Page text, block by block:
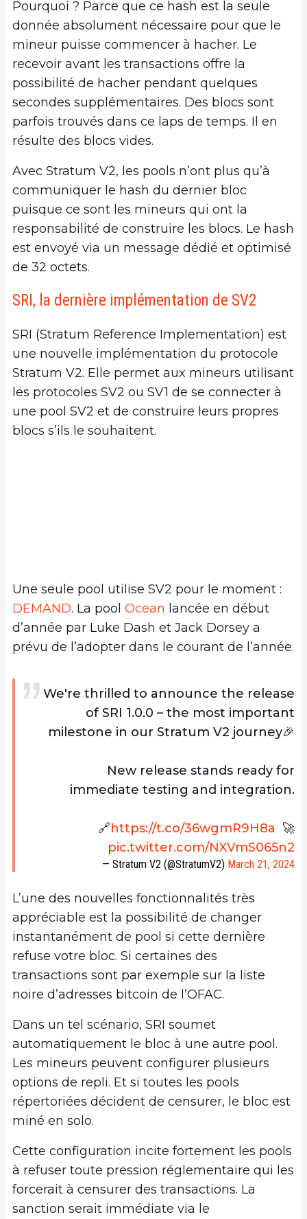
Pourquoi ? Parce que ce hash est la seule
donnée absolument nécessaire pour que le
mineur puisse commencer à hacher. Le
recevoir avant les transactions offre la
possibilité de hacher pendant quelques
secondes supplémentaires. Des blocs sont
parfois trouvés dans ce laps de temps. Il en
résulte des blocs vides.
Avec Stratum V2, les pools n’ont plus qu’à
communiquer le hash du dernier bloc
puisque ce sont les mineurs qui ont la
responsabilité de construire les blocs. Le hash
est envoyé via un message dédié et optimisé
de 32 octets.
SRI, la dernière implémentation de SV2
SRI (Stratum Reference Implementation) est
une nouvelle implémentation du protocole
Stratum V2. Elle permet aux mineurs utilisant
les protocoles SV2 ou SV1 de se connecter à
une pool SV2 et de construire leurs propres
blocs s’ils le souhaitent.
Une seule pool utilise SV2 pour le moment :
DEMAND. La pool Ocean lancée en début
d’année par Luke Dash et Jack Dorsey a
prévu de l’adopter dans le courant de l’année.
We're thrilled to announce the release
of SRI 1.0.0 – the most important
milestone in our Stratum V2 journey🎉
New release stands ready for
immediate testing and integration.
🔗https://t.co/36wgmR9H8a 🚀
pic.twitter.com/NXVmS065n2
— Stratum V2 (@StratumV2) March 21, 2024
L’une des nouvelles fonctionnalités très
appréciable est la possibilité de changer
instantanément de pool si cette dernière
refuse votre bloc. Si certaines des
transactions sont par exemple sur la liste
noire d’adresses bitcoin de l’OFAC.
Dans un tel scénario, SRI soumet
automatiquement le bloc à une autre pool.
Les mineurs peuvent configurer plusieurs
options de repli. Et si toutes les pools
répertoriées décident de censurer, le bloc est
miné en solo.
Cette configuration incite fortement les pools
à refuser toute pression réglementaire qui les
forcerait à censurer des transactions. La
sanction serait immédiate via le